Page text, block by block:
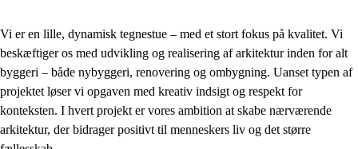
Vi er en lille, dynamisk tegnestue – med et stort fokus på kvalitet. Vi
beskæftiger os med udvikling og realisering af arkitektur inden for alt
byggeri – både nybyggeri, renovering og ombygning. Uanset typen af
projektet løser vi opgaven med kreativ indsigt og respekt for
konteksten. I hvert projekt er vores ambition at skabe nærværende
arkitektur, der bidrager positivt til menneskers liv og det større